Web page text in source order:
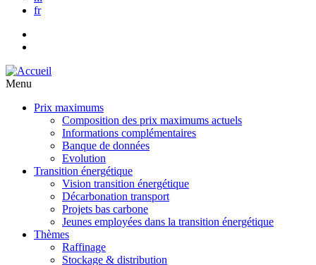
fr
Menu
Prix maximums
Composition des prix maximums actuels
Informations complémentaires
Banque de données
Evolution
Transition énergétique
Vision transition énergétique
Décarbonation transport
Projets bas carbone
Jeunes employées dans la transition énergétique
Thèmes
Raffinage
Stockage & distribution